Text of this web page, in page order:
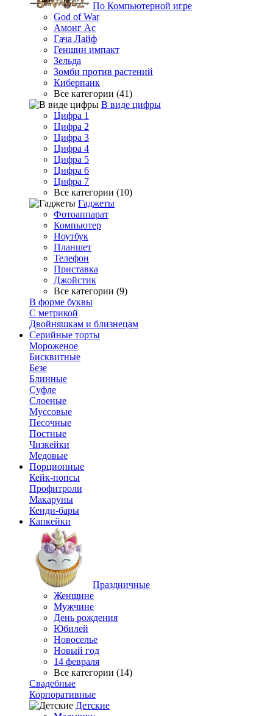
По Компьютерной игре
God of War
Амонг Ас
Гача Лайф
Геншин импакт
Зельда
Зомби против растений
Киберпанк
Все категории (41)
В виде цифры
Цифра 1
Цифра 2
Цифра 3
Цифра 4
Цифра 5
Цифра 6
Цифра 7
Все категории (10)
Гаджеты
Фотоаппарат
Компьютер
Ноутбук
Планшет
Телефон
Приставка
Джойстик
Все категории (9)
В форме буквы
С метрикой
Двойняшкам и близнецам
Серийные торты
Мороженое
Бисквитные
Безе
Блинные
Суфле
Слоеные
Муссовые
Песочные
Постные
Чизкейки
Медовые
Порционные
Кейк-попсы
Профитроли
Макаруны
Кенди-бары
Капкейки
Праздничные
Женщине
Мужчине
День рождения
Юбилей
Новоселье
Новый год
14 февраля
Все категории (14)
Свадебные
Корпоративные
Детские